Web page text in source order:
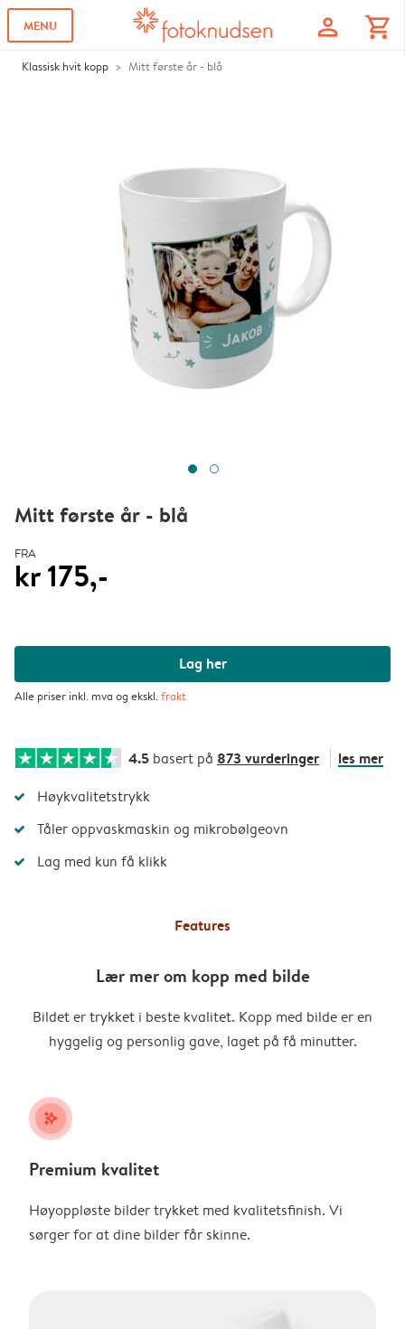
MENU profile shopping_cart
Klassisk hvit kopp Mitt første år - blå
Mitt første år - blå
FRA
kr 175,-
Lag her
Alle priser inkl. mva og ekskl.frakt
4.5 basert på 873 vurderinger les mer
Høykvalitetstrykk
Tåler oppvaskmaskin og mikrobølgeovn
Lag med kun få klikk
Features
Lær mer om kopp med bilde
Bildet er trykket i beste kvalitet. Kopp med bilde er en
hyggelig og personlig gave, laget på få minutter.
stars_plus
Premium kvalitet
Høyoppløste bilder trykket med kvalitetsfinish. Vi
sørger for at dine bilder får skinne.